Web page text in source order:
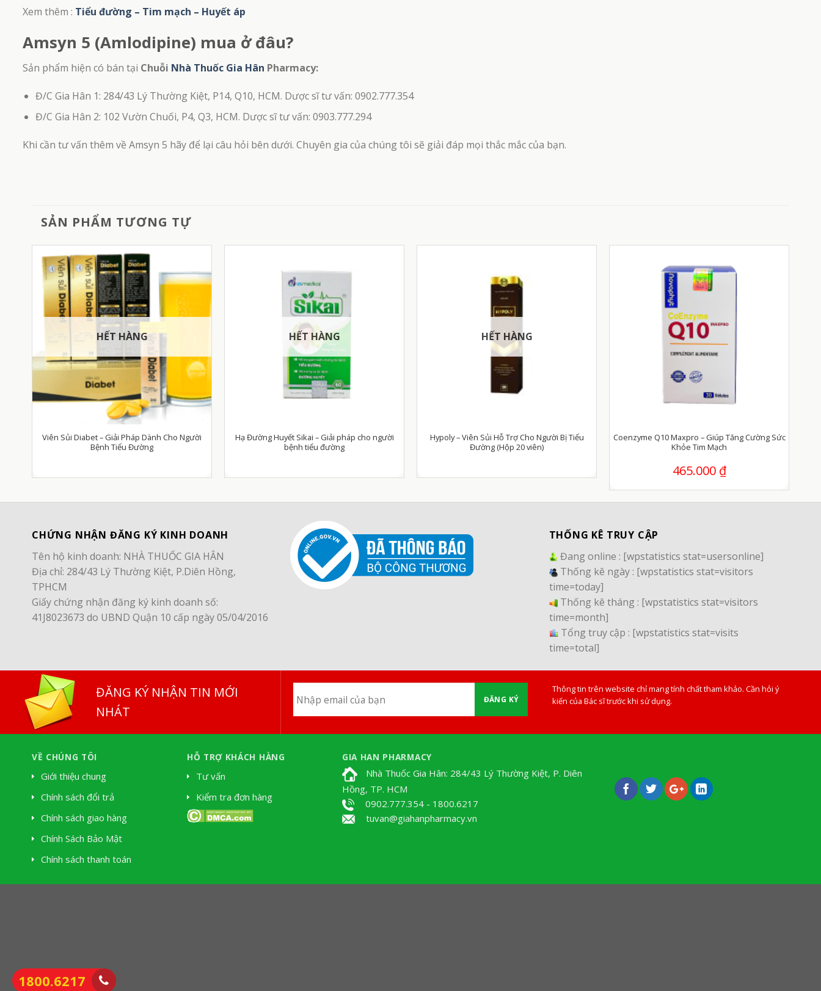
Xem thêm : Tiểu đường – Tim mạch – Huyết áp
Amsyn 5 (Amlodipine) mua ở đâu?
Sản phẩm hiện có bán tại Chuỗi Nhà Thuốc Gia Hân Pharmacy:
Đ/C Gia Hân 1: 284/43 Lý Thường Kiệt, P14, Q10, HCM. Dược sĩ tư vấn: 0902.777.354
Đ/C Gia Hân 2: 102 Vườn Chuối, P4, Q3, HCM. Dược sĩ tư vấn: 0903.777.294
Khi cần tư vấn thêm về Amsyn 5 hãy để lại câu hỏi bên dưới. Chuyên gia của chúng tôi sẽ giải đáp mọi thắc mắc của bạn.
SẢN PHẨM TƯƠNG TỰ
HẾT HÀNG
Viên Sủi Diabet – Giải Pháp Dành Cho Người
Bệnh Tiểu Đường
HẾT HÀNG
Hạ Đường Huyết Sikai – Giải pháp cho người
bệnh tiểu đường
HẾT HÀNG
Hypoly – Viên Sủi Hỗ Trợ Cho Người Bị Tiểu
Đường (Hộp 20 viên)
Coenzyme Q10 Maxpro – Giúp Tăng Cường Sức
Khỏe Tim Mạch
465.000 ₫
CHỨNG NHẬN ĐĂNG KÝ KINH DOANH
Tên hộ kinh doanh: NHÀ THUỐC GIA HÂN
Địa chỉ: 284/43 Lý Thường Kiệt, P.Diên Hồng,
TPHCM
Giấy chứng nhận đăng ký kinh doanh số:
41J8023673 do UBND Quận 10 cấp ngày 05/04/2016
THỐNG KÊ TRUY CẬP
Đang online : [wpstatistics stat=usersonline]
Thống kê ngày : [wpstatistics stat=visitors
time=today]
Thống kê tháng : [wpstatistics stat=visitors
time=month]
Tổng truy cập : [wpstatistics stat=visits
time=total]
ĐĂNG KÝ NHẬN TIN MỚI
NHÁT
ĐĂNG KÝ
Thông tin trên website chỉ mang tính chất tham khảo. Cần hỏi ý
kiến của Bác sĩ trước khi sử dụng.
VỀ CHÚNG TÔI
Giới thiệu chung
Chính sách đổi trả
Chính sách giao hàng
Chính Sách Bảo Mật
Chính sách thanh toán
HỖ TRỢ KHÁCH HÀNG
Tư vấn
Kiểm tra đơn hàng
GIA HAN PHARMACY
Nhà Thuốc Gia Hân: 284/43 Lý Thường Kiệt, P. Diên
Hồng, TP. HCM
0902.777.354 - 1800.6217
tuvan@giahanpharmacy.vn
1800.6217